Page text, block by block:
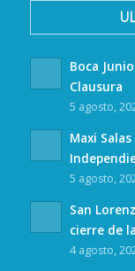
Boca
Clausura
5 agosto,
Maxi
5 agosto,
San
cierre de
4 agosto,